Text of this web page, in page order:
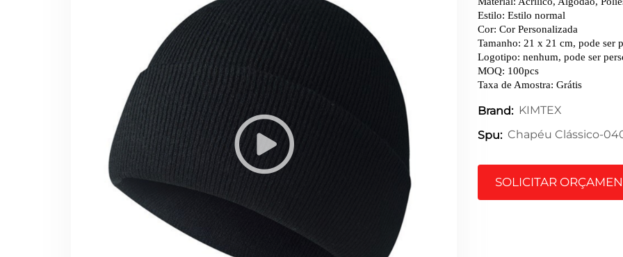
Estilo: Estilo normal
Cor: Cor Personalizada
Tamanho: 21 x 21 cm, pode ser
Logotipo: nenhum, pode ser
MOQ: 100pcs
Taxa de Amostra: Grátis
Brand: KIMTEX
Spu: Chapéu Clássico-
SOLICITAR